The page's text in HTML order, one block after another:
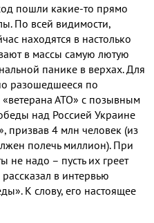
пошли какие-то прямо
По всей видимости,
находятся в настолько
в массы самую лютую
панике в верхах. Для
разошедшееся по
«ветерана АТО» с позывным
над Россией Украине
призвав 4 млн человек (из
полечь миллион). При
не надо – пусть их греет
в интервью
К слову, его настоящее